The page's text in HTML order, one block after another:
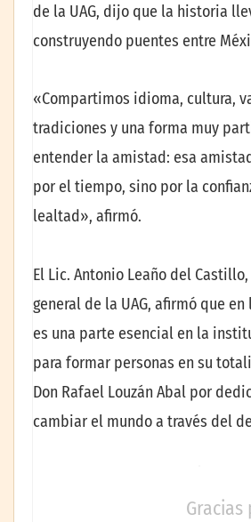
de la UAG, dijo que la historia
construyendo puentes entre
«Compartimos idioma, cultura,
tradiciones y una forma muy
entender la amistad: esa
por el tiempo, sino por la
lealtad», afirmó.
El Lic. Antonio Leaño del
general de la UAG, afirmó que
es una parte esencial en la
para formar personas en su
Don Rafael Louzán Abal por
cambiar el mundo a través del